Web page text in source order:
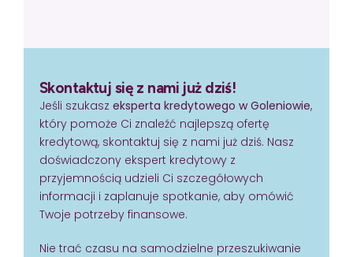
Skontaktuj się z nami już dziś!
Jeśli szukasz eksperta kredytowego w Goleniowie,
który pomoże Ci znaleźć najlepszą ofertę
kredytową, skontaktuj się z nami już dziś. Nasz
doświadczony ekspert kredytowy z
przyjemnością udzieli Ci szczegółowych
informacji i zaplanuje spotkanie, aby omówić
Twoje potrzeby finansowe.
Nie trać czasu na samodzielne przeszukiwanie